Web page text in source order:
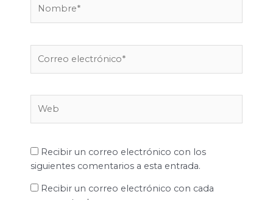
electrónico*
Recibir un correo electrónico con los
siguientes comentarios a esta entrada.
Recibir un correo electrónico con cada